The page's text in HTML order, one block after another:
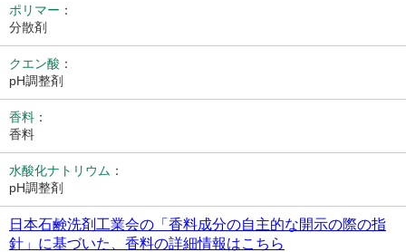
ポリマー ：
分散剤
クエン酸 ：
pH調整剤
香料 ：
香料
水酸化ナトリウム ：
pH調整剤
日本石鹸洗剤工業会の「香料成分の自主的な開示の際の指
針」に基づいた、香料の詳細情報はこちら